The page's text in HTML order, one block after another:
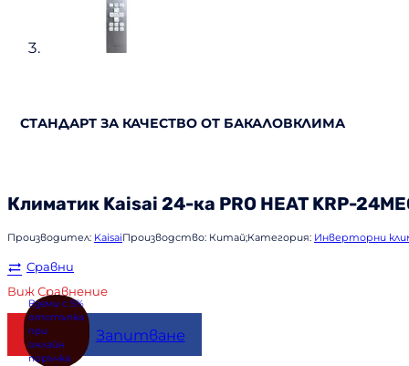
СТАНДАРТ ЗА КАЧЕСТВО ОТ БАКАЛОВКЛИМА
Климатик Kaisai 24-ка PRO HEAT KRP-
Производител: KaisaiПроизводство: Китай;Категория: Инверторни
Сравни
Виж Сравнение
Купи Запитване